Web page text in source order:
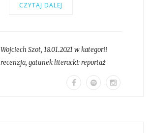
CZYTAJ DALEJ
Wojciech Szot, 18.01.2021 w kategorii
recenzja, gatunek literacki:reportaż